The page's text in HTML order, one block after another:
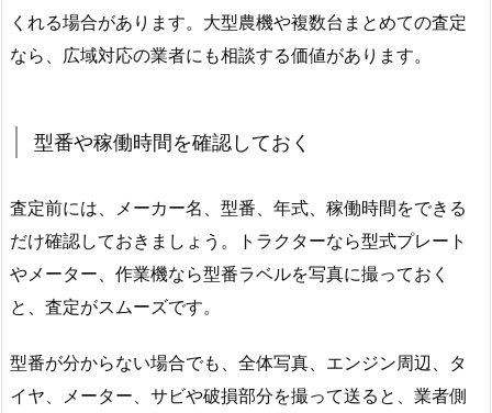
くれる場合があります。大型農機や複数台まとめての査定
なら、広域対応の業者にも相談する価値があります。
型番や稼働時間を確認しておく
査定前には、メーカー名、型番、年式、稼働時間をできる
だけ確認しておきましょう。トラクターなら型式プレート
やメーター、作業機なら型番ラベルを写真に撮っておく
と、査定がスムーズです。
型番が分からない場合でも、全体写真、エンジン周辺、タ
イヤ、メーター、サビや破損部分を撮って送ると、業者側